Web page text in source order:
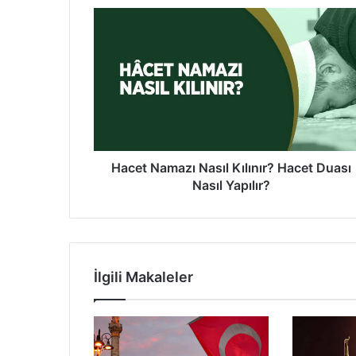
a
a
l
K
ı
l
ı
n
Hacet Namazı Nasıl Kılınır? Hacet Duası
Nasıl Yapılır?
İlgili Makaleler